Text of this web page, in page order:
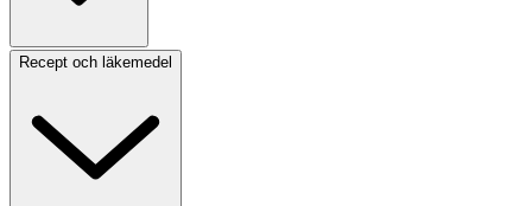
Recept och läkemedel